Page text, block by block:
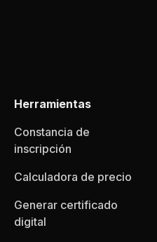
Herramientas
Constancia de
inscripción
Calculadora de precio
Generar certificado
digital